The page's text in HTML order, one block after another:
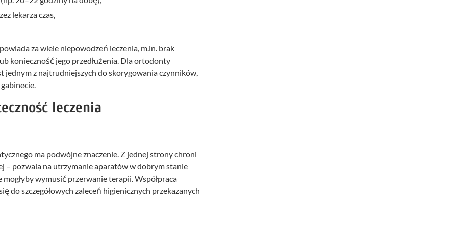
lekarza czas,
za wiele niepowodzeń leczenia, m.in. brak
konieczność jego przedłużenia. Dla ortodonty
jednym z najtrudniejszych do skorygowania czynników,
leczenia
ma podwójne znaczenie. Z jednej strony chroni
– pozwala na utrzymanie aparatów w dobrym stanie
wymusić przerwanie terapii. Współpraca
do szczegółowych zaleceń higienicznych przekazanych